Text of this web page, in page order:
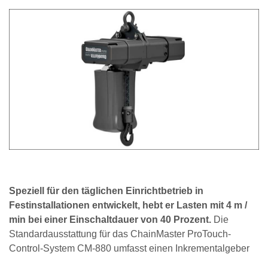
Speziell für den täglichen Einrichtbetrieb in
Festinstallationen entwickelt, hebt er Lasten mit 4 m /
min bei einer Einschaltdauer von 40 Prozent. Die
Standardausstattung für das ChainMaster ProTouch-
Control-System CM-880 umfasst einen Inkrementalgeber